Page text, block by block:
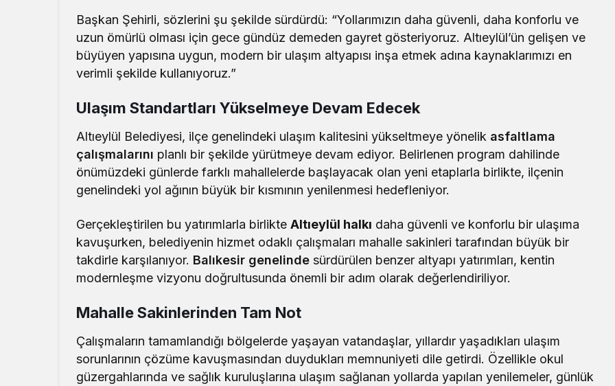
Başkan Şehirli, sözlerini şu şekilde sürdürdü: “Yollarımızın daha güvenli, daha konforlu ve
uzun ömürlü olması için gece gündüz demeden gayret gösteriyoruz. Altıeylül’ün gelişen ve
büyüyen yapısına uygun, modern bir ulaşım altyapısı inşa etmek adına kaynaklarımızı en
verimli şekilde kullanıyoruz.”
Ulaşım Standartları Yükselmeye Devam Edecek
Altıeylül Belediyesi, ilçe genelindeki ulaşım kalitesini yükseltmeye yönelik asfaltlama
çalışmalarını planlı bir şekilde yürütmeye devam ediyor. Belirlenen program dahilinde
önümüzdeki günlerde farklı mahallelerde başlayacak olan yeni etaplarla birlikte, ilçenin
genelindeki yol ağının büyük bir kısmının yenilenmesi hedefleniyor.
Gerçekleştirilen bu yatırımlarla birlikteAltıeylül halkı daha güvenli ve konforlu bir ulaşıma
kavuşurken, belediyenin hizmet odaklı çalışmaları mahalle sakinleri tarafından büyük bir
takdirle karşılanıyor. Balıkesir genelinde sürdürülen benzer altyapı yatırımları, kentin
modernleşme vizyonu doğrultusunda önemli bir adım olarak değerlendiriliyor.
Mahalle Sakinlerinden Tam Not
Çalışmaların tamamlandığı bölgelerde yaşayan vatandaşlar, yıllardır yaşadıkları ulaşım
sorunlarının çözüme kavuşmasından duydukları memnuniyeti dile getirdi. Özellikle okul
güzergahlarında ve sağlık kuruluşlarına ulaşım sağlanan yollarda yapılan yenilemeler, günlük